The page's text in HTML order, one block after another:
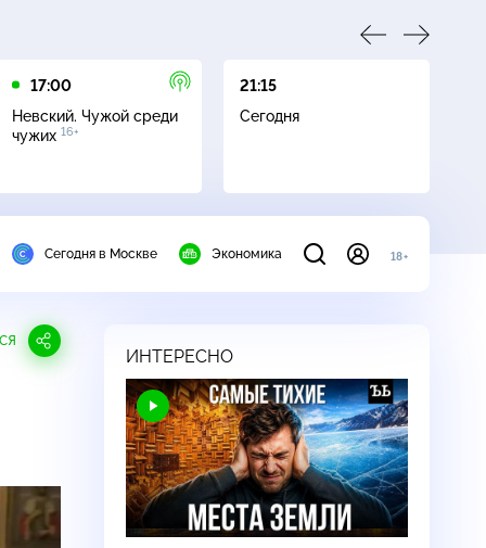
17:00
Невский. Чужой среди
чужих 16+
21:15
Сегодня
Сегодня в Москве Экономика 18+
ИНТЕРЕСНО